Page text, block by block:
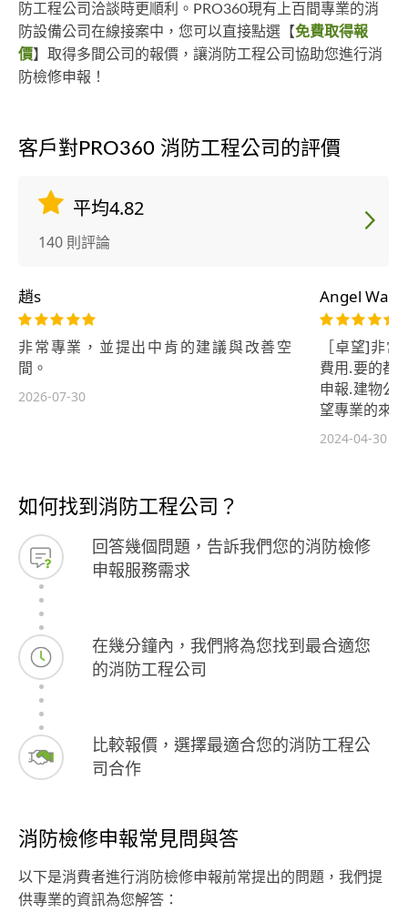
防工程公司洽談時更順利。PRO360現有上百間專業的消
防設備公司在線接案中，您可以直接點選【免費取得報
價】取得多間公司的報價，讓消防工程公司協助您進行消
防檢修申報！
客戶對PRO360 消防工程公司的評價
平均4.82
140 則評論
趙s
非常專業，並提出中肯的建議與改善空
間。
2026-07-30
Angel Wang
［卓望]非
費用.要的都
申報.建物公
望專業的來
2024-04-30
如何找到消防工程公司？
回答幾個問題，告訴我們您的消防檢修
申報服務需求
在幾分鐘內，我們將為您找到最合適您
的消防工程公司
比較報價，選擇最適合您的消防工程公
司合作
消防檢修申報常見問與答
以下是消費者進行消防檢修申報前常提出的問題，我們提
供專業的資訊為您解答：